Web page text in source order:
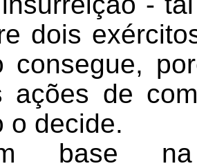
dois
consegue,
ações de
o decide.
base